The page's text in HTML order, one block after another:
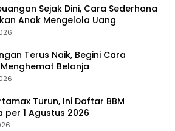
Sejak Dini, Cara Sederhana
Anak Mengelola Uang
Terus Naik, Begini Cara
Belanja
Turun, Ini Daftar BBM
per 1 Agustus 2026